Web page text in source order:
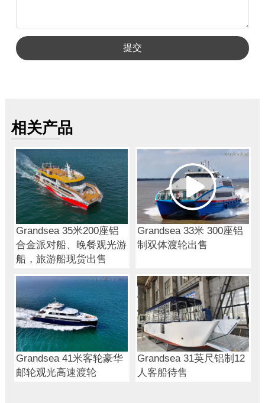
提交
相关产品
Grandsea 35米200座铝
合金派对船、晚餐观光游
船，旅游船现货出售
Grandsea 33米 300座铝
制双体渡轮出售
Grandsea 41米客轮豪华
邮轮观光高速渡轮
Grandsea 31英尺铝制12
人客船待售